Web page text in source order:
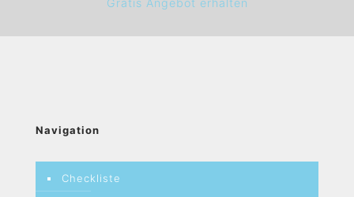
Gratis Angebot erhalten
Navigation
Checkliste